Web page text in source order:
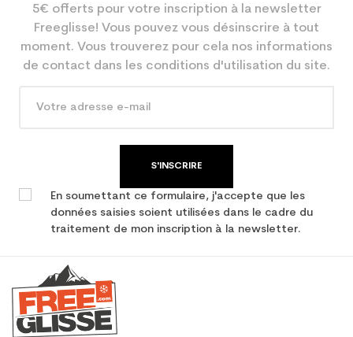
Coloris Bleu
En achetant d'occasion :
Economie CO² (en kg)
2.1
5€ offerts pour votre inscription à la newsletter
Freeglisse! Vous pouvez vous désinscrire à tout
moment. Vous trouverez pour cela nos informations
de contact dans les conditions d'utilisation du site.
S'INSCRIRE
En soumettant ce formulaire, j'accepte que les
données saisies soient utilisées dans le cadre du
traitement de mon inscription à la newsletter.